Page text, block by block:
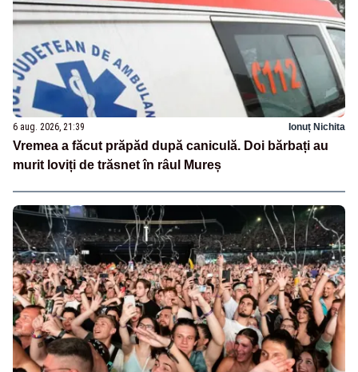
6 aug. 2026, 21:39 Ionuț Nichita
Vremea a făcut prăpăd după caniculă. Doi bărbați au
murit loviți de trăsnet în râul Mureș